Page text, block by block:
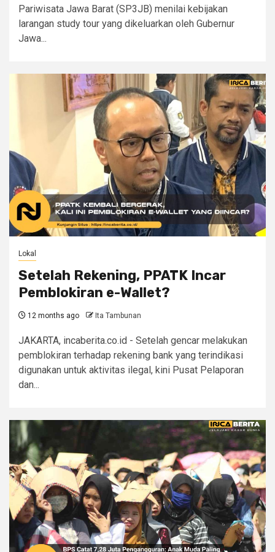
Pariwisata Jawa Barat (SP3JB) menilai kebijakan
larangan study tour yang dikeluarkan oleh Gubernur
Jawa...
Lokal
Setelah Rekening, PPATK Incar
Pemblokiran e-Wallet?
12 months ago Ita Tambunan
JAKARTA, incaberita.co.id - Setelah gencar melakukan
pemblokiran terhadap rekening bank yang terindikasi
digunakan untuk aktivitas ilegal, kini Pusat Pelaporan
dan...